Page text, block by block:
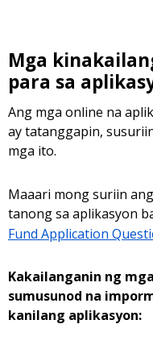
Mga
para sa
Ang mga online na
ay tatanggapin,
mga ito.
Maaari mong suriin
tanong sa aplikasyon
Fund Application
Kakailanganin ng
sumusunod na
kanilang aplikasyon: